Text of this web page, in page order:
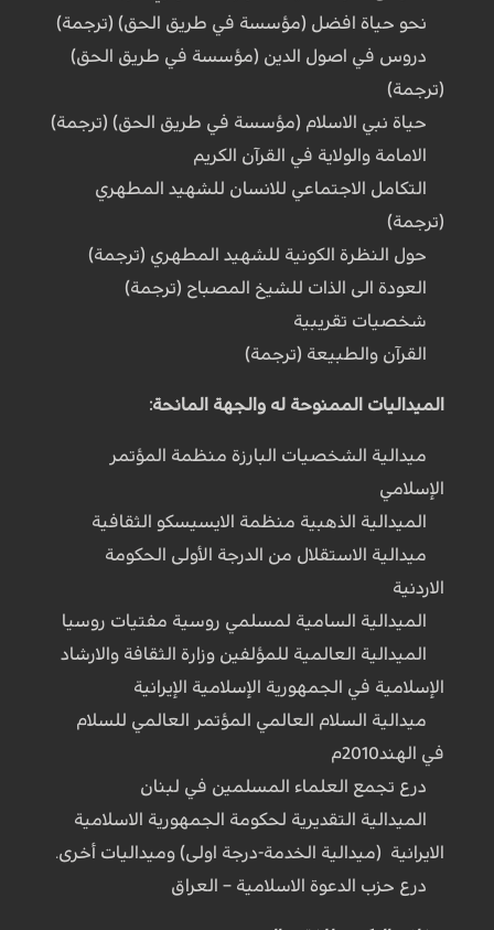
نحو حياة افضل (مؤسسة في طريق الحق) (ترجمة)
دروس في اصول الدين (مؤسسة في طريق الحق)
(ترجمة)
حياة نبي الاسلام (مؤسسة في طريق الحق) (ترجمة)
الامامة والولاية في القرآن الكريم
التكامل الاجتماعي للانسان للشهيد المطهري
(ترجمة)
حول النظرة الكونية للشهيد المطهري (ترجمة)
العودة الى الذات للشيخ المصباح (ترجمة)
شخصيات تقريبية
القرآن والطبيعة (ترجمة)
الميداليات الممنوحة له والجهة المانحة:
ميدالية الشخصيات البارزة منظمة المؤتمر
الإسلامي
الميدالية الذهبية منظمة الايسيسكو الثقافية
ميدالية الاستقلال من الدرجة الأولى الحكومة
الاردنية
الميدالية السامية لمسلمي روسية مفتيات روسيا
الميدالية العالمية للمؤلفين وزارة الثقافة والارشاد
الإسلامية في الجمهورية الإسلامية الإيرانية
ميدالية السلام العالمي المؤتمر العالمي للسلام
في الهند2010م
درع تجمع العلماء المسلمين في لبنان
الميدالية التقديرية لحكومة الجمهورية الاسلامية
الايرانية (ميدالية الخدمة-درجة اولى) وميداليات أخرى.
درع حزب الدعوة الاسلامية – العراق